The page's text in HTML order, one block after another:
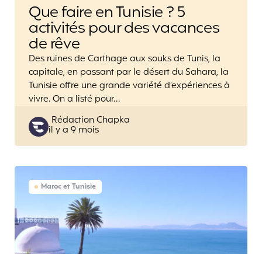
Que faire en Tunisie ? 5
activités pour des vacances
de rêve
Des ruines de Carthage aux souks de Tunis, la
capitale, en passant par le désert du Sahara, la
Tunisie offre une grande variété d’expériences à
vivre. On a listé pour…
Posted
by
Rédaction Chapka
il y a 9 mois
Maroc et Tunisie